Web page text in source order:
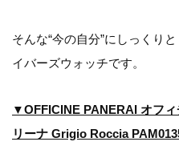
そんな“今の自分”にしっくり
イバーズウォッチです。
▼OFFICINE PANERAI オフ
リーナ Grigio Roccia